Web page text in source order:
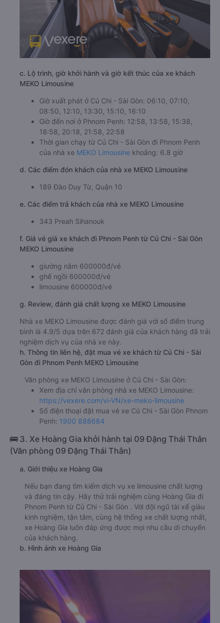
c. Lộ trình, giờ khởi hành và giờ kết thúc của xe khách
MEKO Limousine
Giờ xuất phát ở Củ Chi - Sài Gòn: 06:10, 07:10,
08:50, 12:10, 13:30, 15:10, 16:10
Giờ đến nơi ở Phnom Penh: 12:58, 13:58, 15:38,
18:58, 20:18, 21:58, 22:58
Thời gian chạy từ Củ Chi - Sài Gòn đi Phnom Penh
của nhà xe MEKO Limousine khoảng: 6.8 giờ
d. Các điểm đón khách của nhà xe MEKO Limousine
189 Đào Duy Từ, Quận 10
e. Các điểm trả khách của nhà xe MEKO Limousine
343 Preah Sihanouk
f. Giá vé giá xe khách đi Phnom Penh từ Củ Chi - Sài Gòn
MEKO Limousine
giường nằm 600000đ/vé
ghế ngồi 600000đ/vé
limousine 600000đ/vé
g. Review, đánh giá chất lượng xe MEKO Limousine
Nhà xe MEKO Limousine được đánh giá với số điểm trung
bình là 4.9/5 dựa trên 672 đánh giá của khách hàng đã trải
nghiệm dịch vụ của nhà xe này.
h. Thông tin liên hệ, đặt mua vé xe khách từ Củ Chi - Sài
Gòn đi Phnom Penh MEKO Limousine
Văn phòng xe MEKO Limousine ở Củ Chi - Sài Gòn:
Xem địa chỉ văn phòng nhà xe MEKO Limousine:
https://vexere.com/vi-VN/xe-meko-limousine
Số điện thoại đặt mua vé xe Củ Chi - Sài Gòn Phnom
Penh: 1900 888684
🚌 3. Xe Hoàng Gia khởi hành tại 09 Đặng Thái Thân
(Văn phòng 09 Đặng Thái Thân)
a. Giới thiệu xe Hoàng Gia
Nếu bạn đang tìm kiếm dịch vụ xe limousine chất lượng
và đáng tin cậy. Hãy thử trải nghiệm cùng Hoàng Gia đi
Phnom Penh từ Củ Chi - Sài Gòn . Với đội ngũ tài xế giàu
kinh nghiệm, tận tâm, cùng hệ thống xe chất lượng nhất,
xe Hoàng Gia luôn đáp ứng được mọi nhu cầu di chuyển
của khách hàng.
b. Hình ảnh xe Hoàng Gia